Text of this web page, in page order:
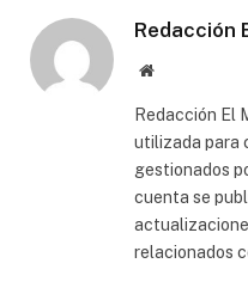
Redacción
Sitio
Redacción El
utilizada para
gestionados
cuenta se
relacionados